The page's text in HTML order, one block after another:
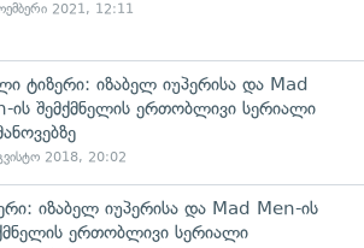
2021, 12:11
ტიზერი: იზაბელ იუპერისა და Mad
ის შემქმნელის ერთობლივი სერიალი
2018, 20:02
იზაბელ იუპერისა და Mad Men-ის
ერთობლივი სერიალი